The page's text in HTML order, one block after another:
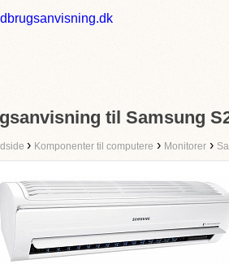
til Samsung
› Komponenter til computere › Monitorer ›